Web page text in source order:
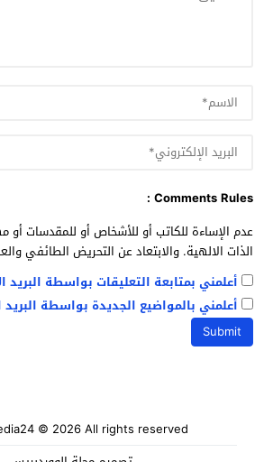
Comments Rules :
عدم الإساءة للكاتب أو للأشخاص أو للمقدسات أو
الذات الالهية. والابتعاد عن التحريض الطائفي
أعلمني بمتابعة التعليقات بواسطة البريد
أعلمني بالمواضيع الجديدة بواسطة البريد
© 2026 All rights reserved.